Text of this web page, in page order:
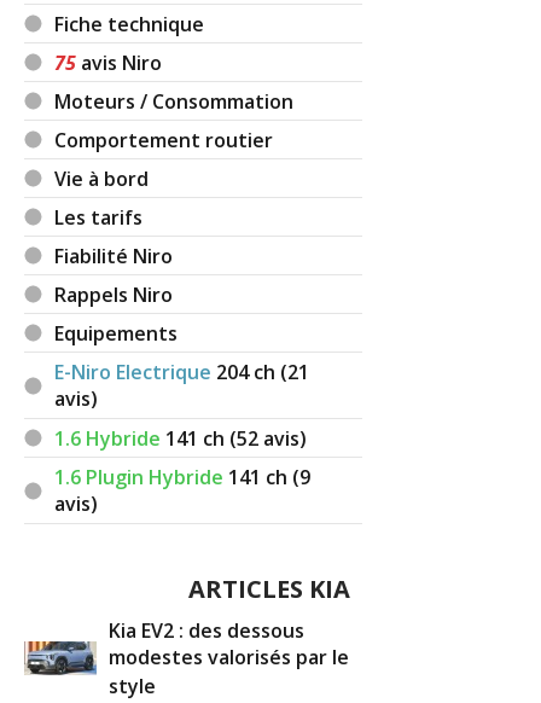
Fiche technique
75 avis Niro
Moteurs / Consommation
Comportement routier
Vie à bord
Les tarifs
Fiabilité Niro
Rappels Niro
Equipements
E-Niro Electrique 204ch (21
avis)
1.6 Hybride 141 ch (52 avis)
1.6 Plugin Hybride 141 ch (9
avis)
ARTICLES KIA
Kia EV2 : des dessous
modestes valorisés par le
style